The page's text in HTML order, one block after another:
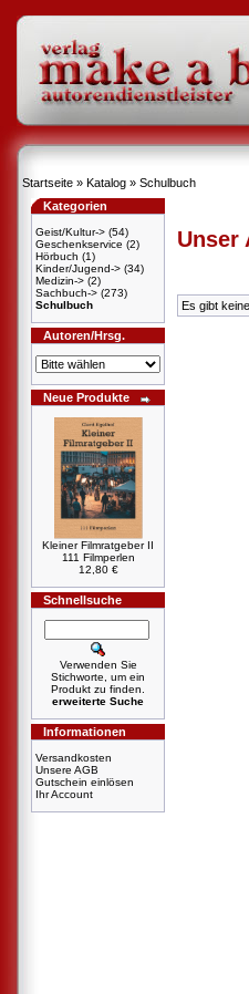
Startseite » Katalog » Schulbuch
Kategorien
Geist/Kultur-> (54)
Geschenkservice (2)
Hörbuch (1)
Kinder/Jugend-> (34)
Medizin-> (2)
Sachbuch-> (273)
Schulbuch
Autoren/Hrsg.
Neue Produkte
Kleiner Filmratgeber II
111 Filmperlen
12,80 €
Schnellsuche
Verwenden Sie
Stichworte, um ein
Produkt zu finden.
erweiterte Suche
Informationen
Versandkosten
Unsere AGB
Gutschein einlösen
Ihr Account
Unser
Es gibt